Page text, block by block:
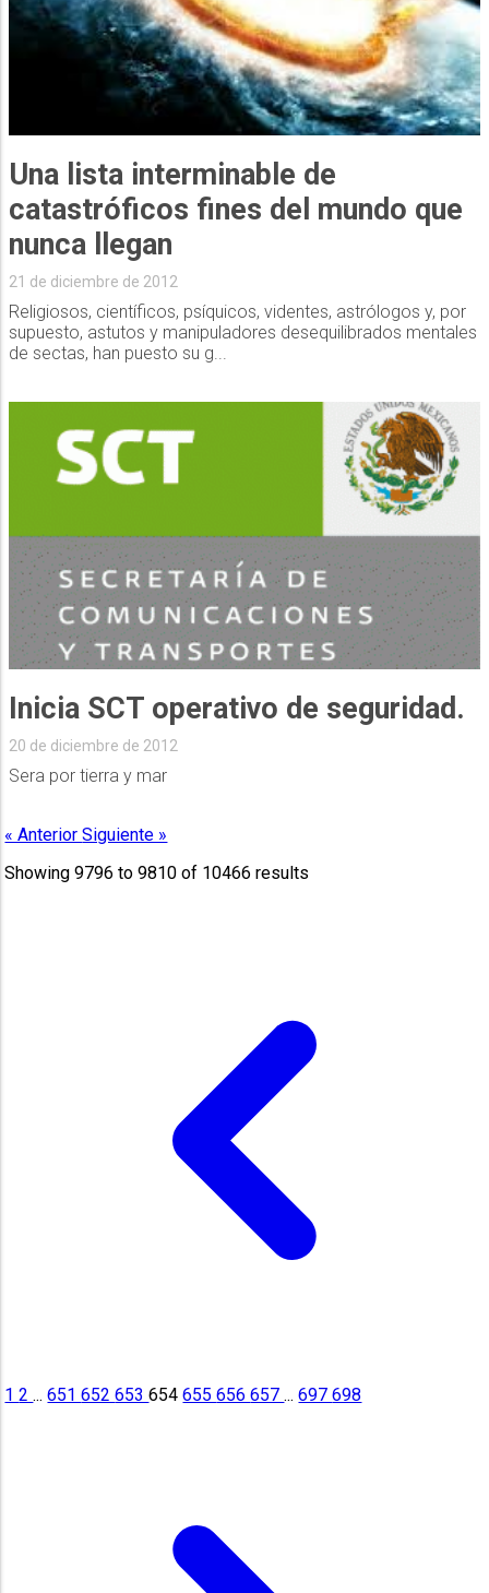
Una lista interminable de
catastróficos fines del mundo que
nunca llegan
21 de diciembre de 2012
Religiosos, científicos, psíquicos, videntes, astrólogos y, por
supuesto, astutos y manipuladores desequilibrados mentales
de sectas, han puesto su g...
Inicia SCT operativo de seguridad.
20 de diciembre de 2012
Sera por tierra y mar
« AnteriorSiguiente »
Showing9796 to9810 of 10466 results
12... 651652653654 655656657... 697698